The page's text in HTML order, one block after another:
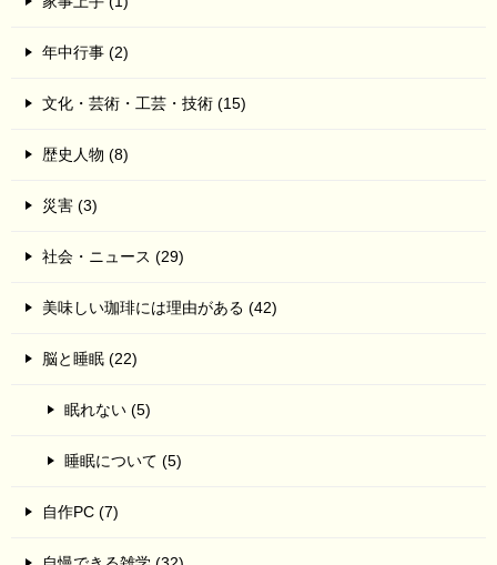
年中行事 (2)
文化・芸術・工芸・技術 (15)
歴史人物 (8)
災害 (3)
社会・ニュース (29)
美味しい珈琲には理由がある (42)
脳と睡眠 (22)
眠れない (5)
睡眠について (5)
自作PC (7)